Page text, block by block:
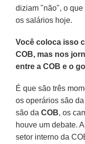
diziam "não", o
os salários hoje.
Você coloca isso
COB, mas nos
entre a COB e o
É que são três
os operários são
são daCOB, os
houve um debate.
setor interno da